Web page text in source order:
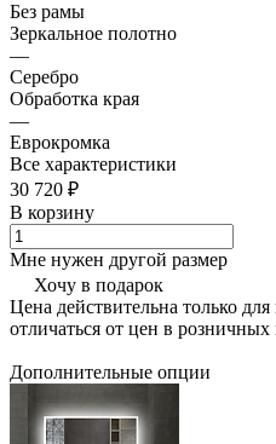
Без рамы
Зеркальное полотно
—
Серебро
Обработка края
—
Еврокромка
Все характеристики
30 720 ₽
В корзину
Мне нужен другой размер
Хочу в подарок
Цена действительна только
отличаться от цен в розничных
Дополнительные опции